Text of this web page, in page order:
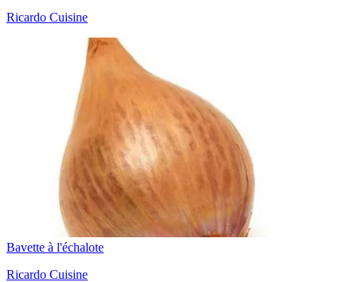
Ricardo Cuisine
Bavette à l'échalote
Ricardo Cuisine